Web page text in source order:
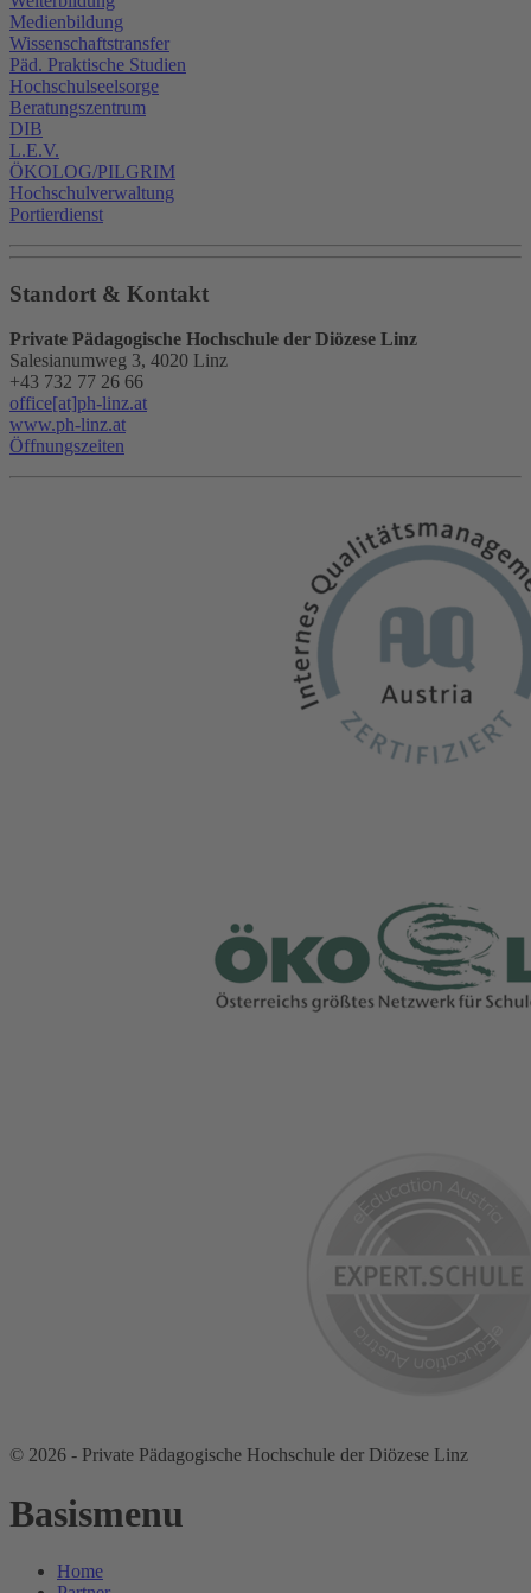
Medienbildung
Wissenschaftstransfer
Päd. Praktische Studien
Hochschulseelsorge
Beratungszentrum
DIB
L.E.V.
ÖKOLOG/PILGRIM
Hochschulverwaltung
Portierdienst
Standort & Kontakt
Private Pädagogische Hochschule der Diözese Linz
Salesianumweg 3, 4020 Linz
+43 732 77 26 66
office[at]ph-linz.at
www.ph-linz.at
Öffnungszeiten
© 2026 - Private Pädagogische Hochschule der Diözese Linz
Basismenu
Home